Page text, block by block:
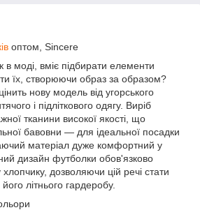
оптом, Sincere
в моді, вміє підбирати елементи
їх, створюючи образ за образом?
нову модель від угорського
і підліткового одягу. Виріб
тканини високої якості, що
бавовни — для ідеальної посадки
матеріал дуже комфортний у
дизайн футболки обов'язково
дозволяючи цій речі стати
літнього гардеробу.